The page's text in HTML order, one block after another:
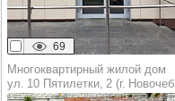
69
Многоквартирный жилой дом
ул. 10 Пятилетки, 2 (г. Новочебоксарск)